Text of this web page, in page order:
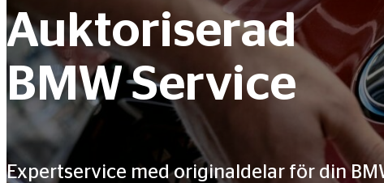
Auktoriserad
BMW Service
Expertservice med originaldelar för din